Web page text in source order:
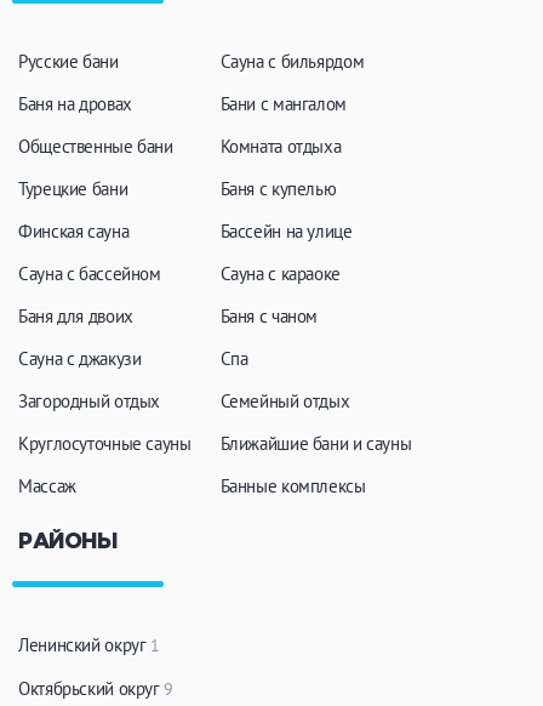
Русские бани
Баня на дровах
Общественные бани
Турецкие бани
Финская сауна
Сауна с бассейном
Баня для двоих
Сауна с джакузи
Загородный отдых
Круглосуточные сауны
Массаж
Сауна с бильярдом
Бани с мангалом
Комната отдыха
Баня с купелью
Бассейн на улице
Сауна с караоке
Баня с чаном
Спа
Семейный отдых
Ближайшие бани и сауны
Банные комплексы
РАЙОНЫ
Ленинский округ 1
Октябрьский округ 9